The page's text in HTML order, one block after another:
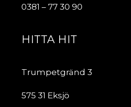
0381 – 77 30 90
HITTA HIT
Trumpetgränd 3
575 31 Eksjö